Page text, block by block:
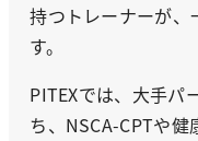
持つトレーナーが、
す。
PITEXでは、大手パ
ち、NSCA-CPTや